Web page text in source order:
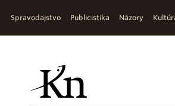
Spravodajstvo Publicistika Názory